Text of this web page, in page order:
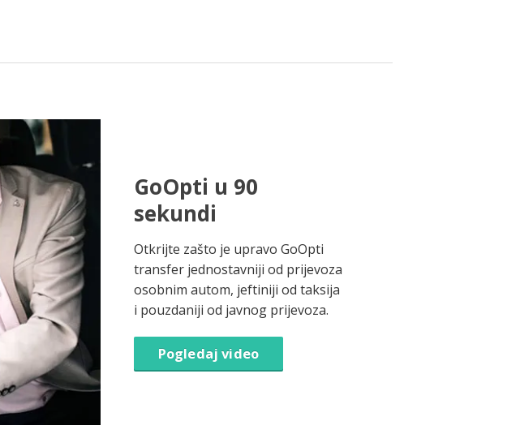
GoOpti u 90
sekundi
Otkrijte zašto je upravo GoOpti
transfer jednostavniji od prijevoza
osobnim autom, jeftiniji od taksija
i pouzdaniji od javnog prijevoza.
Pogledaj video